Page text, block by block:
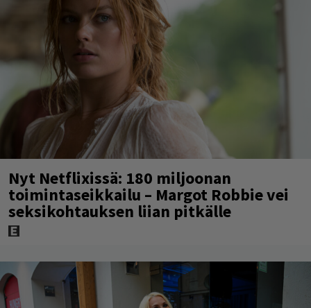
Nyt Netflixissä: 180 miljoonan
toimintaseikkailu – Margot Robbie vei
seksikohtauksen liian pitkälle